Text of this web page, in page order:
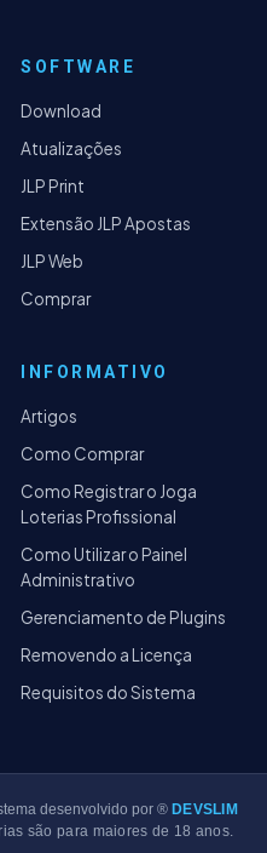
SOFTWARE
Download
Atualizações
JLP Print
Extensão JLP Apostas
JLP Web
Comprar
INFORMATIVO
Artigos
Como Comprar
Como Registrar o Joga
Loterias Profissional
Como Utilizar o Painel
Administrativo
Gerenciamento de Plugins
Removendo a Licença
Requisitos do Sistema
desenvolvido por ® DEVSLIM
são para maiores de 18 anos.